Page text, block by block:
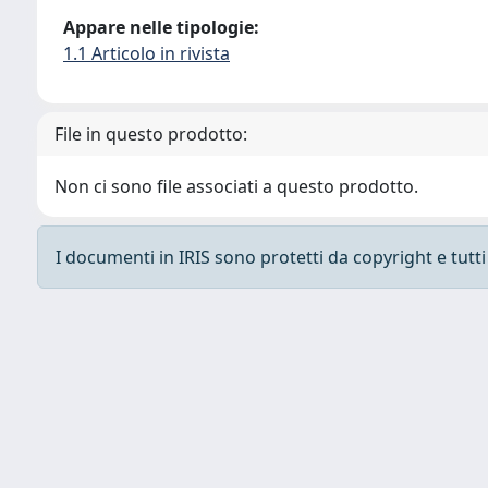
Appare nelle tipologie:
1.1 Articolo in rivista
File in questo prodotto:
Non ci sono file associati a questo prodotto.
I documenti in IRIS sono protetti da copyright e